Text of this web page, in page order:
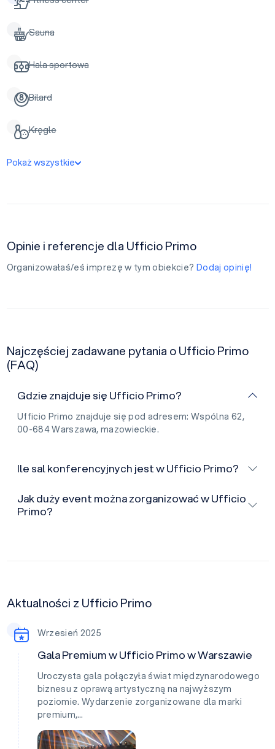
Sauna
Hala sportowa
Bilard
Kręgle
Pokaż wszystkie
Opinie i referencje dla Ufficio Primo
Organizowałaś/eś imprezę w tym obiekcie? Dodaj opinię!
Najczęściej zadawane pytania o Ufficio Primo
(FAQ)
Gdzie znajduje się Ufficio Primo?
Ufficio Primo znajduje się pod adresem: Wspólna 62,
00-684 Warszawa, mazowieckie.
Ile sal konferencyjnych jest w Ufficio Primo?
Jak duży event można zorganizować w Ufficio
Primo?
Aktualności z Ufficio Primo
Wrzesień 2025
Gala Premium w Ufficio Primo w Warszawie
Uroczysta gala połączyła świat międzynarodowego
biznesu z oprawą artystyczną na najwyższym
poziomie. Wydarzenie zorganizowane dla marki
premium,…